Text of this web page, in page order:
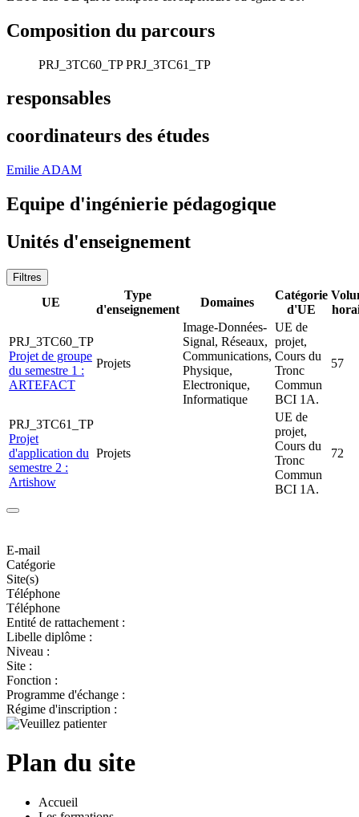
Composition du parcours
PRJ_3TC60_TP PRJ_3TC61_TP
responsables
coordinateurs des études
Emilie ADAM
Equipe d'ingénierie pédagogique
Unités d'enseignement
Filtres
UE
Type
d'enseignement
Domaines
Catégorie
d'UE
PRJ_3TC60_TP
Projet de groupe
du semestre 1 :
ARTEFACT
Projets
Image-Données-
Signal, Réseaux,
Communications,
Physique,
Electronique,
Informatique
UE de
projet,
Cours du
Tronc
Commun
BCI 1A.
57
PRJ_3TC61_TP
Projet
d'application du
semestre 2 :
Artishow
Projets
UE de
projet,
Cours du
Tronc
Commun
BCI 1A.
72
E-mail
Catégorie
Site(s)
Téléphone
Téléphone
Entité de rattachement :
Libelle diplôme :
Niveau :
Site :
Fonction :
Programme d'échange :
Régime d'inscription :
Plan du site
Accueil